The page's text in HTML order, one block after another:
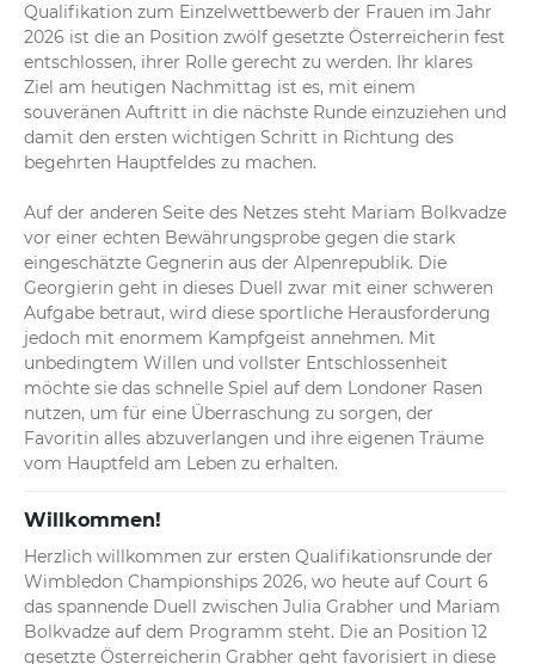
Qualifikation zum Einzelwettbewerb der Frauen im Jahr
2026 ist die an Position zwölf gesetzte Österreicherin fest
entschlossen, ihrer Rolle gerecht zu werden. Ihr klares
Ziel am heutigen Nachmittag ist es, mit einem
souveränen Auftritt in die nächste Runde einzuziehen und
damit den ersten wichtigen Schritt in Richtung des
begehrten Hauptfeldes zu machen.
Auf der anderen Seite des Netzes steht Mariam Bolkvadze
vor einer echten Bewährungsprobe gegen die stark
eingeschätzte Gegnerin aus der Alpenrepublik. Die
Georgierin geht in dieses Duell zwar mit einer schweren
Aufgabe betraut, wird diese sportliche Herausforderung
jedoch mit enormem Kampfgeist annehmen. Mit
unbedingtem Willen und vollster Entschlossenheit
möchte sie das schnelle Spiel auf dem Londoner Rasen
nutzen, um für eine Überraschung zu sorgen, der
Favoritin alles abzuverlangen und ihre eigenen Träume
vom Hauptfeld am Leben zu erhalten.
Willkommen!
Herzlich willkommen zur ersten Qualifikationsrunde der
Wimbledon Championships 2026, wo heute auf Court 6
das spannende Duell zwischen Julia Grabher und Mariam
Bolkvadze auf dem Programm steht. Die an Position 12
gesetzte Österreicherin Grabher geht favorisiert in diese